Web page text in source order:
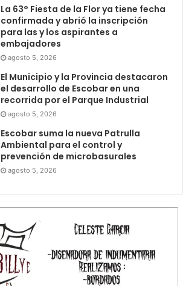
La 63° Fiesta de la Flor ya tiene fecha
confirmada y abrió la inscripción
para las y los aspirantes a
embajadores
agosto 5, 2026
El Municipio y la Provincia destacaron
el desarrollo de Escobar en una
recorrida por el Parque Industrial
agosto 5, 2026
Escobar suma la nueva Patrulla
Ambiental para el control y
prevención de microbasurales
agosto 5, 2026